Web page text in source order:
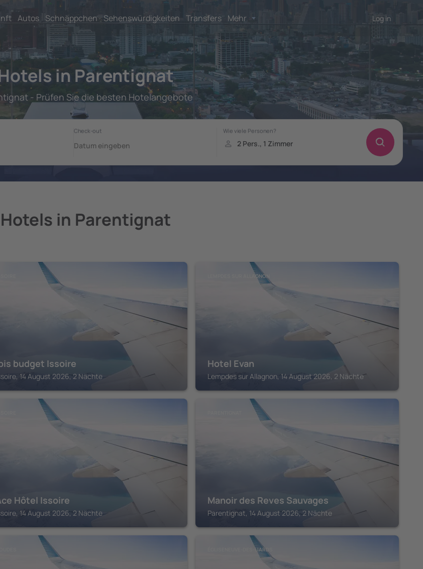
Autos Schnäppchen Sehenswürdigkeiten Transfers Mehr Log in
in Parentignat
- Prüfen Sie die besten Hotelangebote
Hotels in Parentignat
budget Issoire
14 August 2026, 2 Nächte
LEMPDES SUR ALLAGNON
Hotel Evan
Lempdes sur Allagnon, 14 August 2026, 2 Nächte
Hôtel Issoire
14 August 2026, 2 Nächte
Manoir des Reves Sauvages
Parentignat, 14 August 2026, 2 Nächte
ÉGLISENEUVE-DES-LIARDS